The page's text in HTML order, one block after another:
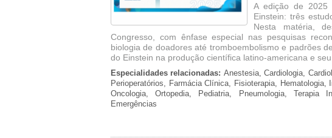
A edição de 2025
Einstein: três
Nesta matéria,
Congresso, com ênfase especial nas pesquisas
biologia de doadores até tromboembolismo e padrões
do Einstein na produção científica latino-americana e
Especialidades relacionadas: Anestesia, Cardiologia,
Perioperatórios, Farmácia Clínica, Fisioterapia,
Oncologia, Ortopedia, Pediatria, Pneumologia,
Emergências